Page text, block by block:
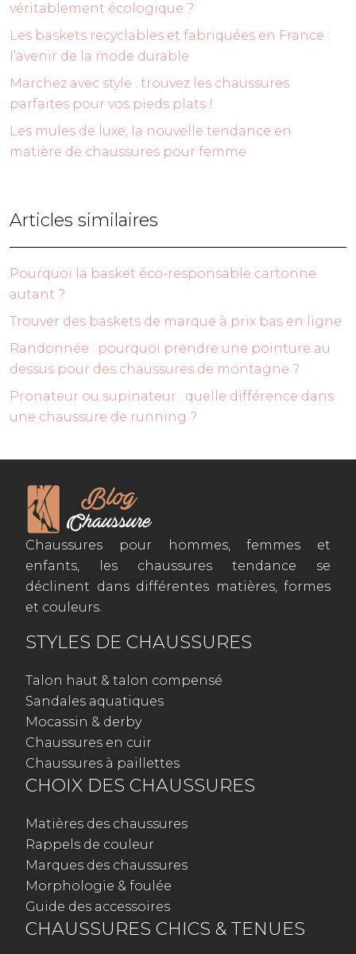
véritablement écologique ?
Les baskets recyclables et fabriquées en France :
l’avenir de la mode durable
Marchez avec style : trouvez les chaussures
parfaites pour vos pieds plats !
Les mules de luxe, la nouvelle tendance en
matière de chaussures pour femme
Articles similaires
Pourquoi la basket éco-responsable cartonne
autant ?
Trouver des baskets de marque à prix bas en ligne
Randonnée : pourquoi prendre une pointure au
dessus pour des chaussures de montagne ?
Pronateur ou supinateur : quelle différence dans
une chaussure de running ?
Chaussures pour hommes, femmes et
enfants, les chaussures tendance se
déclinent dans différentes matières, formes
et couleurs.
STYLES DE CHAUSSURES
Talon haut & talon compensé
Sandales aquatiques
Mocassin & derby
Chaussures en cuir
Chaussures à paillettes
CHOIX DES CHAUSSURES
Matières des chaussures
Rappels de couleur
Marques des chaussures
Morphologie & foulée
Guide des accessoires
CHAUSSURES CHICS & TENUES